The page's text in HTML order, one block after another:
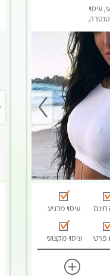
עיסוי
טנטרה,
חינם עיסוי מרגיע
פרטי עיסוי מקצועי